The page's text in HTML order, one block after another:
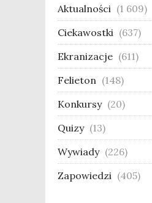
Aktualności (1 609)
Ciekawostki (637)
Ekranizacje (611)
Felieton (148)
Konkursy (20)
Quizy (13)
Wywiady (226)
Zapowiedzi (405)